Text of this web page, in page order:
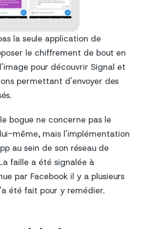
la seule application de
le chiffrement de bout en
pour découvrir Signal et
permettant d'envoyer des
bogue ne concerne pas le
même, mais l'implémentation
au sein de son réseau de
faille a été signalée à
par Facebook il y a plusieurs
été fait pour y remédier.